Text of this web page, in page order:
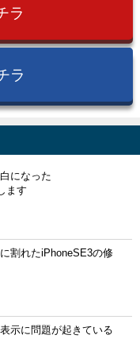
ラ
ラ
になった
ます
割れたiPhoneSE3の修
示に問題が起きている